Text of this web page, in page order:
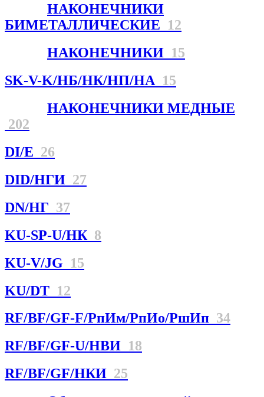
НАКОНЕЧНИКИ
БИМЕТАЛЛИЧЕСКИЕ 12
НАКОНЕЧНИКИ 15
SK-V-K/НБ/НК/НП/НА 15
НАКОНЕЧНИКИ МЕДНЫЕ
202
DI/E 26
DID/НГИ 27
DN/НГ 37
KU-SP-U/НК 8
KU-V/JG 15
KU/DT 12
RF/BF/GF-F/РпИм/РпИо/РшИп 34
RF/BF/GF-U/НBИ 18
RF/BF/GF/НКИ 25